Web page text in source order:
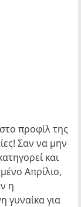
προφίλ της
Σαν να μην
και
Απρίλιο,
η
γυναίκα για